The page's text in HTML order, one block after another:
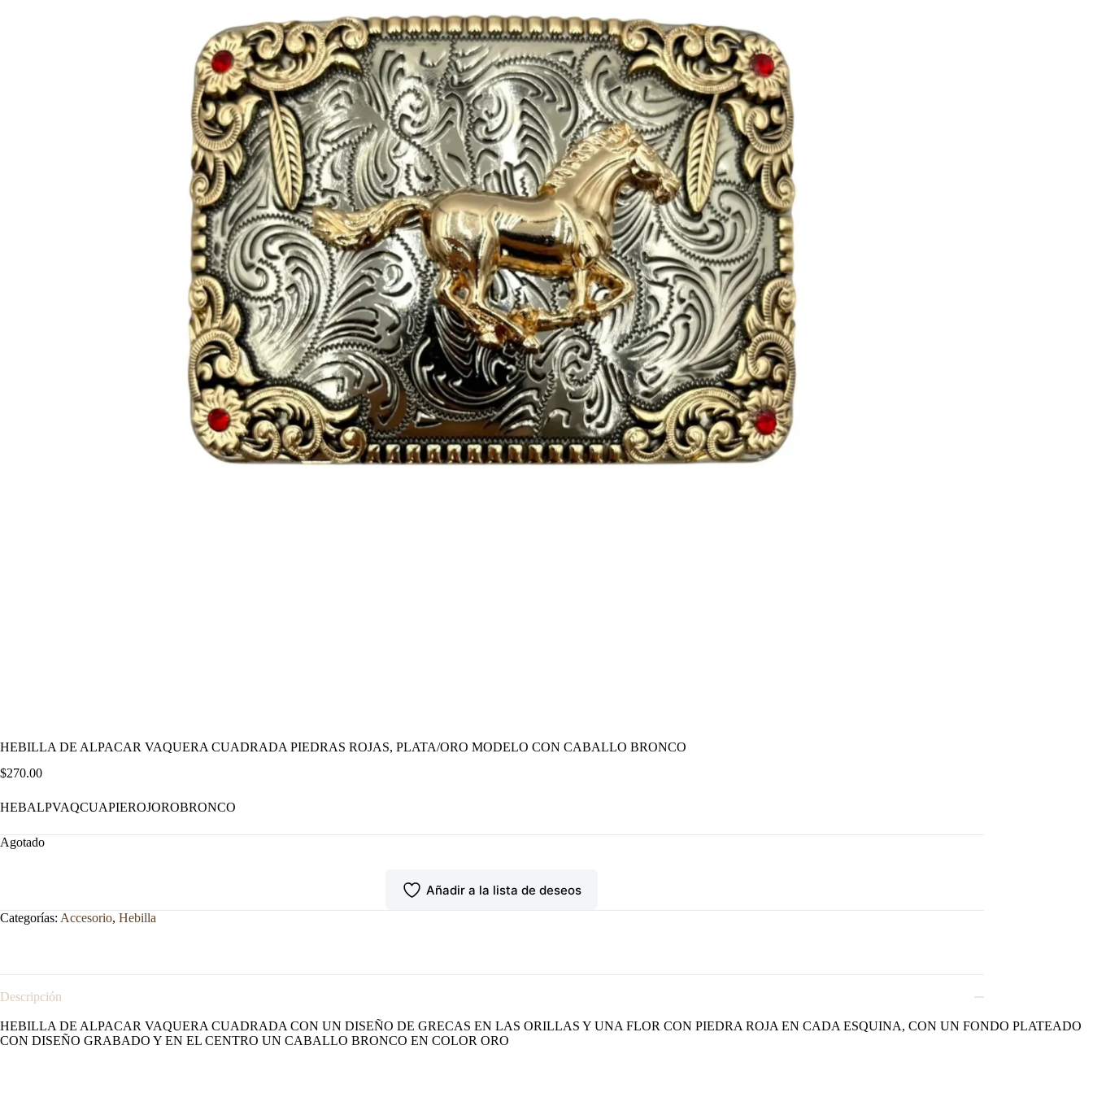
HEBILLA DE ALPACAR VAQUERA CUADRADA PIEDRAS ROJAS, PLATA/ORO MODELO CON CABALLO BRONCO
$270.00
HEBALPVAQCUAPIEROJOROBRONCO
Agotado
Añadir a la lista de deseos
Categorías: Accesorio, Hebilla
Descripción
HEBILLA DE ALPACAR VAQUERA CUADRADA CON UN DISEÑO DE GRECAS EN LAS ORILLAS Y UNA FLOR CON PIEDRA ROJA EN CADA ESQUINA, CON UN FONDO PLATEADO
CON DISEÑO GRABADO Y EN EL CENTRO UN CABALLO BRONCO EN COLOR ORO